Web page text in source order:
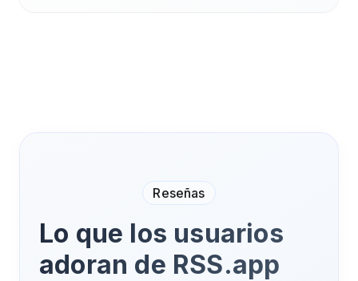
Reseñas
Lo que los usuarios
adoran de RSS.app